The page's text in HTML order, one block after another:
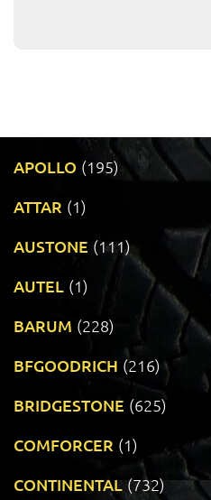
APOLLO (195)
ATTAR (1)
AUSTONE (111)
AUTEL (1)
BARUM (228)
BFGOODRICH (216)
BRIDGESTONE (625)
COMFORCER (1)
CONTINENTAL (732)